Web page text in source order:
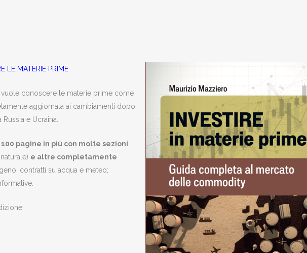
LE MATERIE PRIME
vuole conoscere le materie prime come
aggiornata ai cambiamenti dopo
e Ucraina.
pagine in più con molte sezioni
e altre completamente
contratti su acqua e meteo;